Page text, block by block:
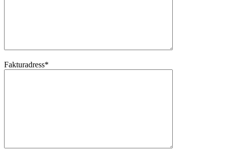
Fakturadress*